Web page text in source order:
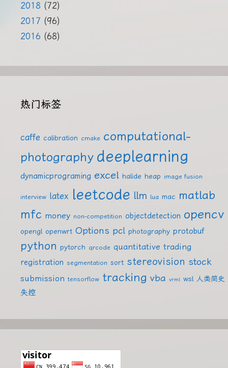
2018 (72)
2017 (96)
2016 (68)
热门标签
caffe calibration cmake computational-
photography deeplearning
dynamicprograming excel halide heap image fusion
interview latex leetcode llm lua mac matlab
mfc money non-competition objectdetection opencv
opengl openwrt Options pcl photography protobuf
python pytorch qrcode quantitative trading
registration segmentation sort stereovision stock
submission tensorflow tracking vba vrml wsl 人类简史
失控